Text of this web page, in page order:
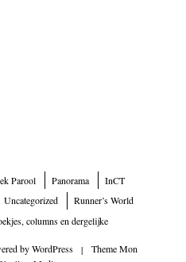
Parool Panorama
InCT
Uncategorized
Runner’s World
columns en dergelijke
byWordPress |
Theme Mon